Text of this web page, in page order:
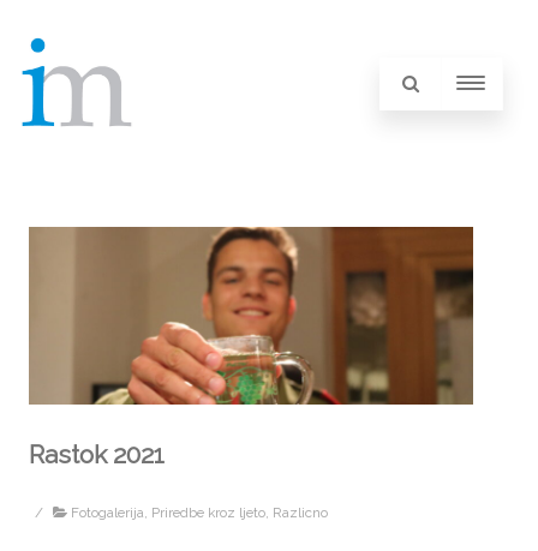
Rastok 2021
/ Fotogalerija Priredbe kroz ljeto Razlicno